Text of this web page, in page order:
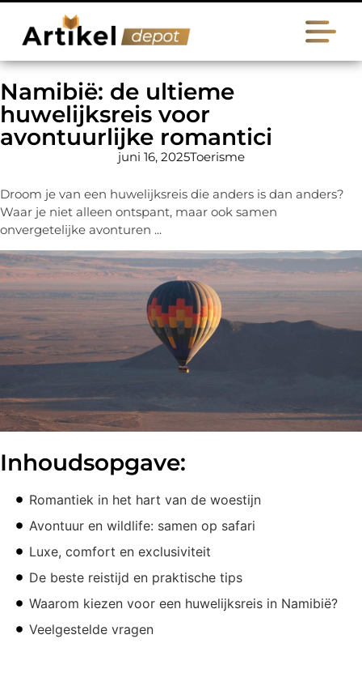
Namibië: de ultieme
huwelijksreis voor
avontuurlijke romantici
juni 16, 2025Toerisme
Droom je van een huwelijksreis die anders is dan anders?
Waar je niet alleen ontspant, maar ook samen
onvergetelijke avonturen ...
Inhoudsopgave:
Romantiek in het hart van de woestijn
Avontuur en wildlife: samen op safari
Luxe, comfort en exclusiviteit
De beste reistijd en praktische tips
Waarom kiezen voor een huwelijksreis in Namibië?
Veelgestelde vragen